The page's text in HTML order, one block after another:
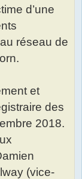
d’une
réseau de
et
des
2018.
(vice-